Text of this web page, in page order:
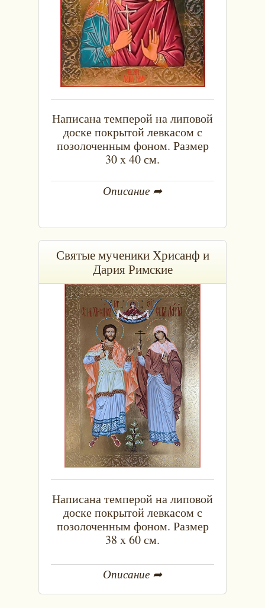
Написана темперой на липовой
доске покрытой левкасом с
позолоченным фоном. Размер
30 x 40 см.
Описание ➦
Святые мученики Хрисанф и
Дария Римские
Написана темперой на липовой
доске покрытой левкасом с
позолоченным фоном. Размер
38 x 60 см.
Описание ➦